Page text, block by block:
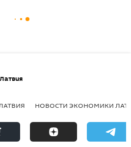
Латвия
НОВОСТИ ЭКОНОМИКИ